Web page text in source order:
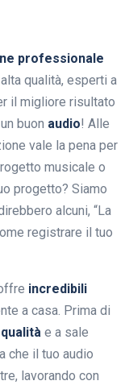
professionale
qualità, esperti a
il migliore risultato
buon audio! Alle
vale la pena per
musicale o
progetto? Siamo
alcuni, “La
registrare il tuo
incredibili
a casa. Prima di
e a sale
che il tuo audio
lavorando con